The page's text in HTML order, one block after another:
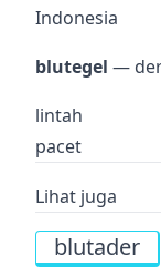
Indonesia
blutegel —
lintah
pacet
Lihat juga
blutader